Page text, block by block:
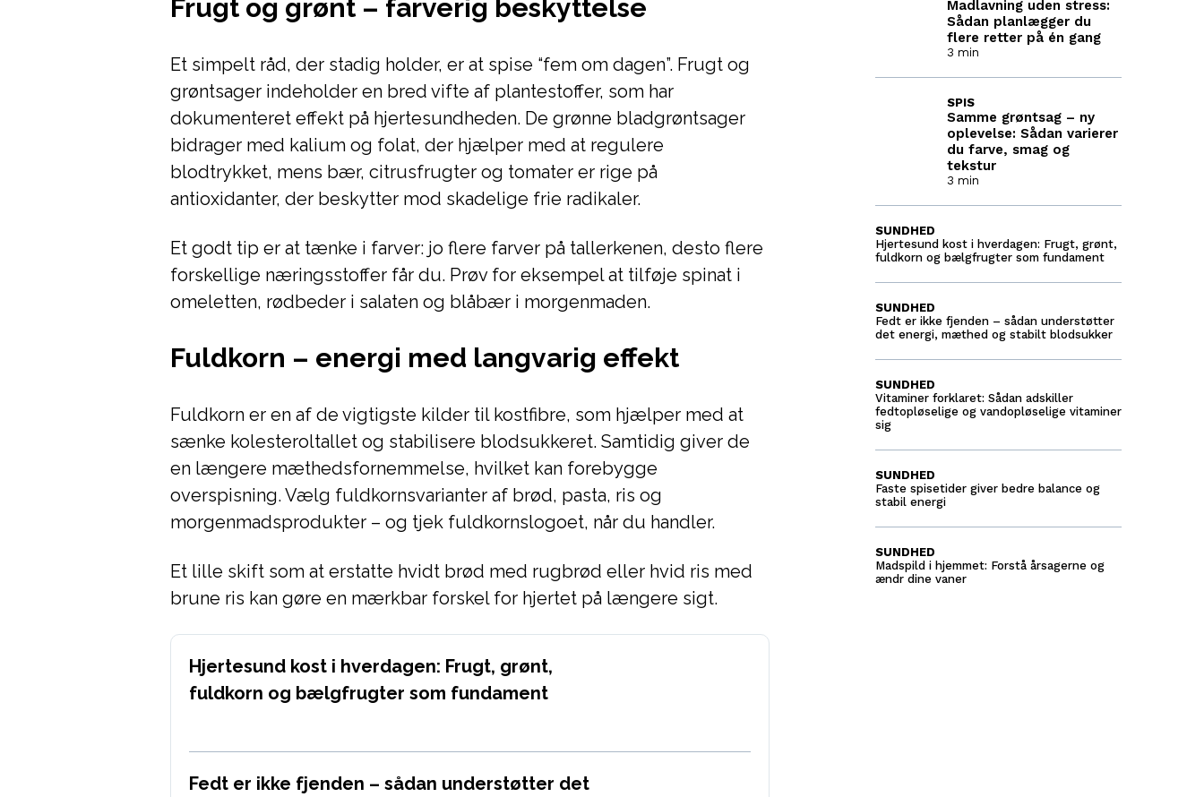
Frugt og grønt – farverig beskyttelse
Et simpelt råd, der stadig holder, er at spise “fem om dagen”. Frugt og
grøntsager indeholder en bred vifte af plantestoffer, som har
dokumenteret effekt på hjertesundheden. De grønne bladgrøntsager
bidrager med kalium og folat, der hjælper med at regulere
blodtrykket, mens bær, citrusfrugter og tomater er rige på
antioxidanter, der beskytter mod skadelige frie radikaler.
Et godt tip er at tænke i farver: jo flere farver på tallerkenen, desto flere
forskellige næringsstoffer får du. Prøv for eksempel at tilføje spinat i
omeletten, rødbeder i salaten og blåbær i morgenmaden.
Fuldkorn – energi med langvarig effekt
Fuldkorn er en af de vigtigste kilder til kostfibre, som hjælper med at
sænke kolesteroltallet og stabilisere blodsukkeret. Samtidig giver de
en længere mæthedsfornemmelse, hvilket kan forebygge
overspisning. Vælg fuldkornsvarianter af brød, pasta, ris og
morgenmadsprodukter – og tjek fuldkornslogoet, når du handler.
Et lille skift som at erstatte hvidt brød med rugbrød eller hvid ris med
brune ris kan gøre en mærkbar forskel for hjertet på længere sigt.
Hjertesund kost i hverdagen: Frugt, grønt,
fuldkorn og bælgfrugter som fundament
Fedt er ikke fjenden – sådan understøtter det
Madlavning uden stress:
Sådan planlægger du
flere retter på én gang
3 min
Samme grøntsag – ny
oplevelse: Sådan varierer
du farve, smag og
tekstur
SPIS
3 min
Hjertesund kost i hverdagen: Frugt, grønt,
fuldkorn og bælgfrugter som fundament
SUNDHED
Fedt er ikke fjenden – sådan understøtter
det energi, mæthed og stabilt blodsukker
SUNDHED
Vitaminer forklaret: Sådan adskiller
fedtopløselige og vandopløselige vitaminer
sig
SUNDHED
Faste spisetider giver bedre balance og
stabil energi
SUNDHED
Madspild i hjemmet: Forstå årsagerne og
ændr dine vaner
SUNDHED